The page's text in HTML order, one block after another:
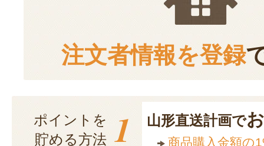
注文者情報を登録
ポイントを
貯める方法 1 山形直送計画で
商品購入金額の